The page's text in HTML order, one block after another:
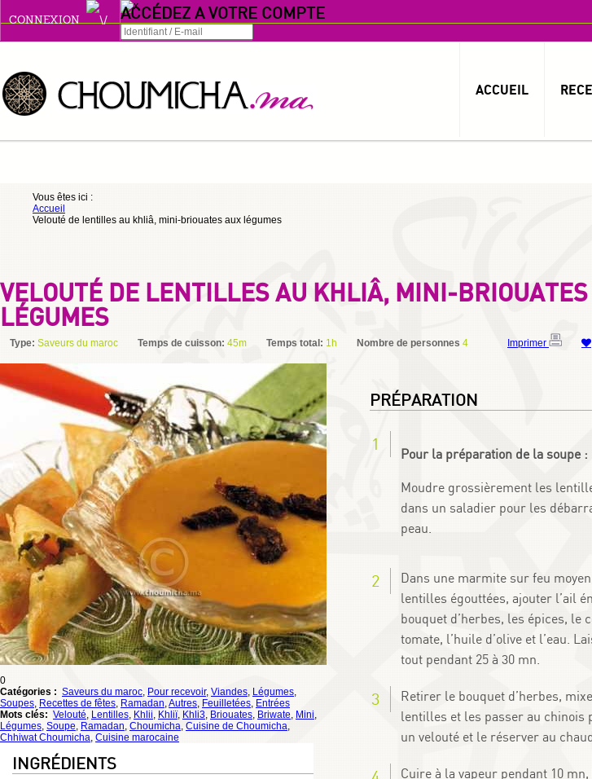
CONNEXION ACCÉDEZ A VOTRE COMPTE
Se souvenir de moi
S'INSCRIRE
ACCUEIL
Vous êtes ici :
Accueil
Velouté de lentilles au khliâ, mini-briouates aux légumes
VELOUTÉ DE LENTILLES AU KHLIÂ, MINI-BRIOUATES
LÉGUMES
Type: Saveurs du maroc Temps de cuisson: 45m Temps total: 1h Nombre de personnes 4 Imprimer
0
Catégories : Saveurs du maroc, Pour recevoir, Viandes, Légumes,
Soupes, Recettes de fêtes, Ramadan,Autres, Feuilletées, Entrées
Mots clés: Velouté, Lentilles, Khlii, Khliï, Khli3, Briouates, Briwate, Mini,
Légumes, Soupe, Ramadan, Choumicha, Cuisine de Choumicha,
Chhiwat Choumicha, Cuisine marocaine
INGRÉDIENTS
PRÉPARATION
Pour la préparation de la soupe :
Moudre grossièrement les
dans un saladier pour les
peau.
Dans une marmite sur feu
lentilles égouttées, ajouter l’ail
bouquet d’herbes, les épices, le
tomate, l’huile d’olive et l’eau.
tout pendant 25 à 30 mn.
Retirer le bouquet d’herbes,
lentilles et les passer au chinois
un velouté et le réserver au
Cuire à la vapeur pendant 10